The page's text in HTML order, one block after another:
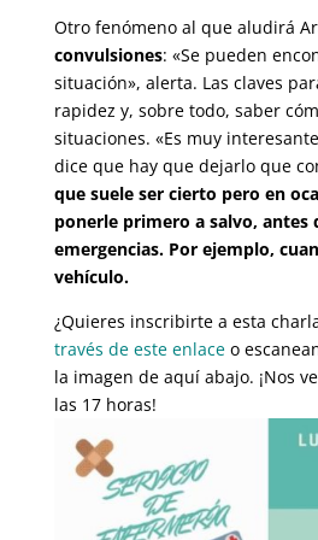
Otro fenómeno al que aludirá
convulsiones: «Se pueden
situación», alerta. Las claves
rapidez y, sobre todo, saber
situaciones. «Es muy
dice que hay que dejarlo que
que suele ser cierto pero en
ponerle primero a salvo, antes
emergencias. Por ejemplo,
vehículo.
¿Quieres inscribirte a esta
través de este enlaceo
la imagen de aquí abajo. ¡Nos
las 17 horas!